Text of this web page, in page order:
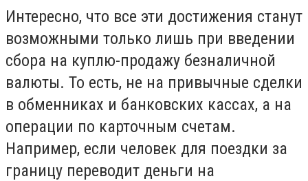
Интересно, что все эти достижения станут
возможными только лишь при введении
сбора на куплю-продажу безналичной
валюты. То есть, не на привычные сделки
в обменниках и банковских кассах, а на
операции по карточным счетам.
Например, если человек для поездки за
границу переводит деньги на